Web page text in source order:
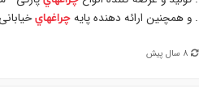
. و همچنين ارائه دهنده پایهچراغهاي
8 سال پیش